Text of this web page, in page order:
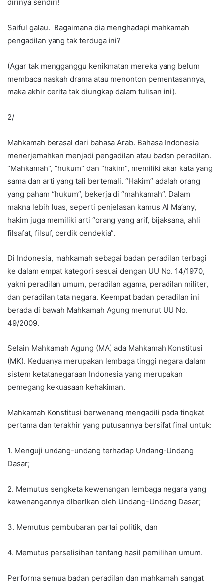
dirinya sendiri!
Saiful galau. Bagaimana dia menghadapi mahkamah
pengadilan yang tak terduga ini?
(Agar tak mengganggu kenikmatan mereka yang belum
membaca naskah drama atau menonton pementasannya,
maka akhir cerita tak diungkap dalam tulisan ini).
2/
Mahkamah berasal dari bahasa Arab. Bahasa Indonesia
menerjemahkan menjadi pengadilan atau badan peradilan.
“Mahkamah”, “hukum” dan “hakim”, memiliki akar kata yang
sama dan arti yang tali bertemali. “Hakim” adalah orang
yang paham “hukum”, bekerja di “mahkamah”. Dalam
makna lebih luas, seperti penjelasan kamus Al Ma’any,
hakim juga memiliki arti “orang yang arif, bijaksana, ahli
filsafat, filsuf, cerdik cendekia”.
Di Indonesia, mahkamah sebagai badan peradilan terbagi
ke dalam empat kategori sesuai dengan UU No. 14/1970,
yakni peradilan umum, peradilan agama, peradilan militer,
dan peradilan tata negara. Keempat badan peradilan ini
berada di bawah Mahkamah Agung menurut UU No.
49/2009.
Selain Mahkamah Agung (MA) ada Mahkamah Konstitusi
(MK). Keduanya merupakan lembaga tinggi negara dalam
sistem ketatanegaraan Indonesia yang merupakan
pemegang kekuasaan kehakiman.
Mahkamah Konstitusi berwenang mengadili pada tingkat
pertama dan terakhir yang putusannya bersifat final untuk:
1. Menguji undang-undang terhadap Undang-Undang
Dasar;
2. Memutus sengketa kewenangan lembaga negara yang
kewenangannya diberikan oleh Undang-Undang Dasar;
3. Memutus pembubaran partai politik, dan
4. Memutus perselisihan tentang hasil pemilihan umum.
Performa semua badan peradilan dan mahkamah sangat